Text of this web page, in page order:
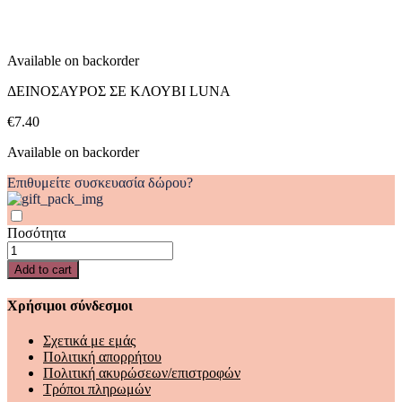
Available on backorder
ΔΕΙΝΟΣΑΥΡΟΣ ΣΕ ΚΛΟΥΒΙ LUNA
€7.40
Available on backorder
Επιθυμείτε συσκευασία δώρου?
Ποσότητα
ΔΕΙΝΟΣΑΥΡΟΣ
ΣΕ
ΚΛΟΥΒΙ
LUNA
quantity
Add to cart
Χρήσιμοι σύνδεσμοι
Σχετικά με εμάς
Πολιτική απορρήτου
Πολιτική ακυρώσεων/επιστροφών
Τρόποι πληρωμών